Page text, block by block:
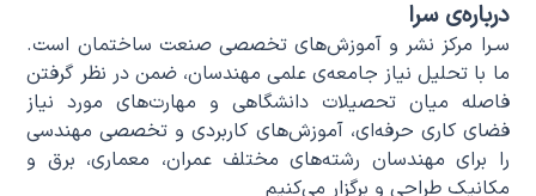
درباره‌ی سرا
سـرا مرکز نشر و آموزش‌های تخصصی صنعت ساختمان است.
ما با تحلیل نیاز جامعه‌ی علمی مهندسان، ضمن در نظر گرفتن
فاصله میان تحصیلات دانشگاهی و مهارت‌های مورد نیاز
فضای کاری حرفه‌ای، آموزش‌های کاربردی و تخصصی مهندسی
را برای مهندسان رشته‌های مختلف عمران، معماری، برق و
مکانیک طراحی و برگزار می‌کنیم